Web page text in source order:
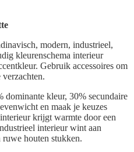
modern, industrieel,
kleurenschema interieur
Gebruik accessoires om
dominante kleur, 30% secundaire
en maak je keuzes
krijgt warmte door een
interieur wint aan
ruwe houten stukken.